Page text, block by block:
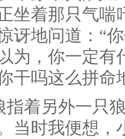
坐着那只气喘
讶地问道：“
为，你一定有
干吗这么拼命
指着另外一只
当时我便想，